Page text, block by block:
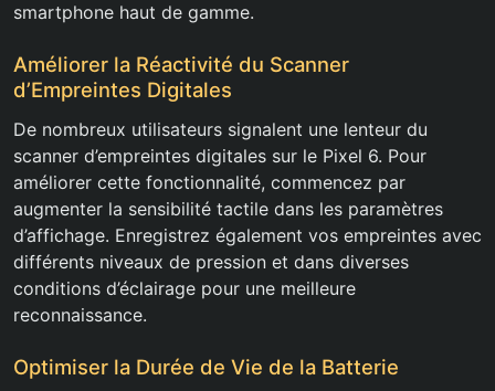
smartphone haut de gamme.
Améliorer la Réactivité du Scanner
d’Empreintes Digitales
De nombreux utilisateurs signalent une lenteur du
scanner d’empreintes digitales sur le Pixel 6. Pour
améliorer cette fonctionnalité, commencez par
augmenter la sensibilité tactile dans les paramètres
d’affichage. Enregistrez également vos empreintes avec
différents niveaux de pression et dans diverses
conditions d’éclairage pour une meilleure
reconnaissance.
Optimiser la Durée de Vie de la Batterie